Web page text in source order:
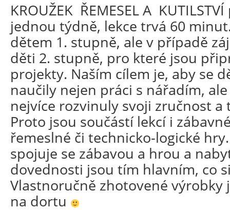
KROUŽEK ŘEMESEL A
jednou týdně, lekce trvá 60
dětem 1. stupně, ale v případě
děti 2. stupně, pro které jsou
projekty. Naším cílem je, aby se
naučily nejen práci s nářadím,
nejvíce rozvinuly svoji zručnost a
Proto jsou součástí lekcí i
řemeslné či technicko-logické
spojuje se zábavou a hrou a
dovednosti jsou tím hlavním, co
Vlastnoručně zhotovené výrobky
na dortu